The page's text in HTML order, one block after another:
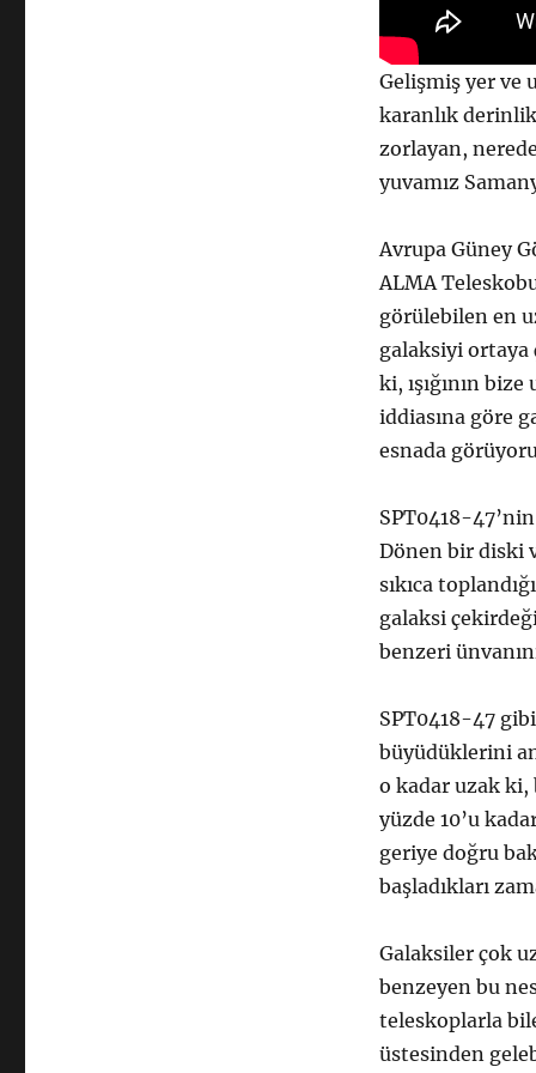
Gelişmiş yer ve
karanlık
zorlayan,
yuvamız
Avrupa Güney
ALMA
görülebilen en
galaksiyi ortaya
ki, ışığının
iddiasına göre
esnada
SPT0418-
Dönen bir diski
sıkıca
galaksi
benzeri
SPT0418-47
büyüdüklerini
o kadar uzak ki,
yüzde 10’u
geriye doğru
başladıkları
Galaksiler çok
benzeyen bu
teleskoplarla
üstesinden